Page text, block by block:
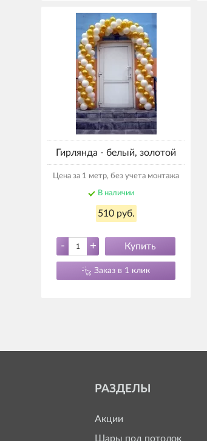
Гирлянда - белый, золотой
Цена за 1 метр, без учета монтажа
В наличии
510 руб.
- + Купить
Заказ в 1 клик
РАЗДЕЛЫ
Акции
Шары под потолок